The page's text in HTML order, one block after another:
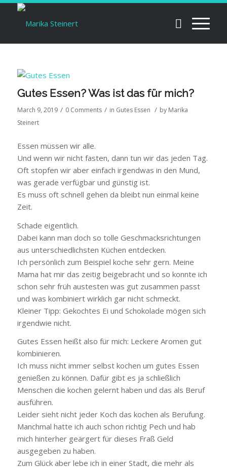
Gutes Essen? Was ist das für mich?
March 9, 2019 / 0 Comments / in Gutes Essen / by Marika
Steinert
Essen müssen wir alle.
Und wenn wir nicht fasten, dann tun wir das jeden Tag.
Oft stopfen wir aber einfach irgendwas in den Mund,
was gerade verfügbar und günstig ist.
Es muss oft schnell gehen da bleibt nun einmal keine
Zeit.
Schade eigentlich.
Dabei kann man doch so tolle Geschmacksrichtungen
aus unterschiedlichsten Küchen entdecken.
Ich persönlich zum Beispiel koche sehr gern. Meine
Mama hat mir das zeitig beigebracht und so konnte ich
schon sehr früh austesten was gut zusammen passt
und was kombiniert wirklich gar nicht schmeckt.
Kleiner Tipp: Gekochtes Ei und Schokolade mögen sich
irgendwie nicht.
Gutes Essen heißt also für mich: Leckere Aromen gut
kombinieren.
Ich muss nicht immer selbst kochen um gutes Essen
genießen zu können. Dafür gibt es ja schließlich
Menschen die kochen gelernt haben und das als Beruf
ausführen.
Leider sieht nicht jeder Koch das kochen als Berufung.
Manchmal hatte ich auch schon richtig Pech und hab
mich hinterher geärgert für dieses Fraß Geld
ausgegeben zu haben.
Zum Glück aber lebe ich in einer Stadt, die mehr als